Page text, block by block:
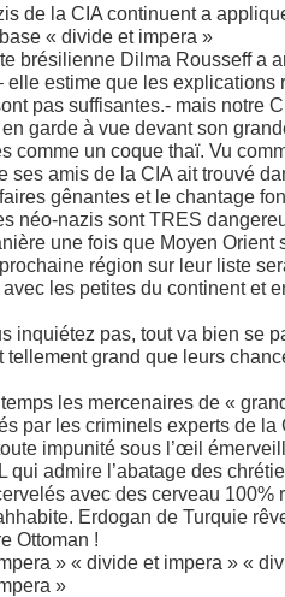
de la CIA continuent a
« divide et impera »
brésilienne Dilma Rousseff a
elle estime que les explications
pas suffisantes.- mais notre
garde à vue devant son
comme un coque thaï. Vu
ses amis de la CIA ait trouvé
gênantes et le chantage
néo-nazis sont TRES
une fois que Moyen Orient
région sur leur liste
les petites du continent et
inquiétez pas, tout va bien se
tellement grand que leurs
les mercenaires de «
par les criminels experts de la
impunité sous l’œil
qui admire l’abatage des
avec des cerveau 100%
Erdogan de Turquie
Ottoman !
» « divide et impera » «
»